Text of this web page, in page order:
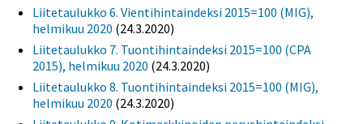
Liitetaulukko 6. Vientihintaindeksi 2015=100 (MIG),
helmikuu 2020 (24.3.2020)
Liitetaulukko 7. Tuontihintaindeksi 2015=100 (CPA
2015), helmikuu 2020 (24.3.2020)
Liitetaulukko 8. Tuontihintaindeksi 2015=100 (MIG),
helmikuu 2020 (24.3.2020)